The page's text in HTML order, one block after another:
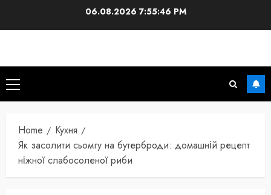
06.08.2026 7:55:48 PM
Primary
Menu
Home
Кухня
Як засолити сьомгу на бутерброди: домашній рецепт
ніжної слабосоленої риби